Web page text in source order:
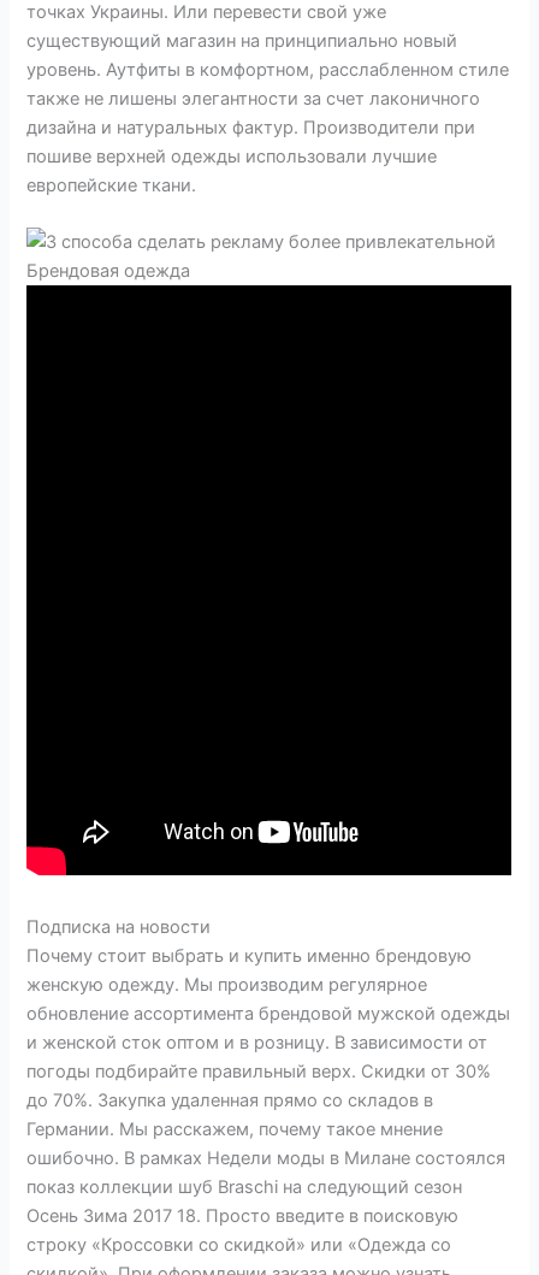
точках Украины. Или перевести свой уже
существующий магазин на принципиально новый
уровень. Аутфиты в комфортном, расслабленном стиле
также не лишены элегантности за счет лаконичного
дизайна и натуральных фактур. Производители при
пошиве верхней одежды использовали лучшие
европейские ткани.
Подписка на новости
Почему стоит выбрать и купить именно брендовую
женскую одежду. Мы производим регулярное
обновление ассортимента брендовой мужской одежды
и женской сток оптом и в розницу. В зависимости от
погоды подбирайте правильный верх. Скидки от 30%
до 70%. Закупка удаленная прямо со складов в
Германии. Мы расскажем, почему такое мнение
ошибочно. В рамках Недели моды в Милане состоялся
показ коллекции шуб Braschi на следующий сезон
Осень Зима 2017 18. Просто введите в поисковую
строку «Кроссовки со скидкой» или «Одежда со